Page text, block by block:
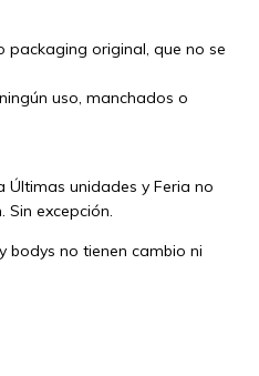
packaging original, que no se
uso, manchados o
unidades y Feria no
Sin excepción.
bodys no tienen cambio ni